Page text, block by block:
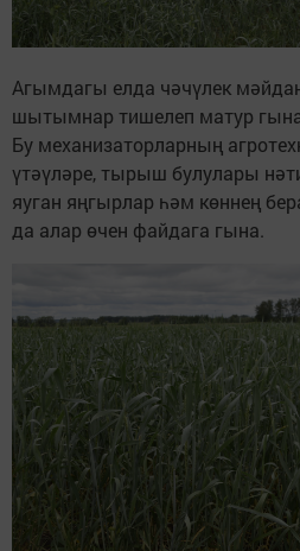
Агымдагы елда чәчүлек
шытымнар тишелеп матур
Бу механизаторларның
үтәүләре, тырыш булулары
яуган яңгырлар һәм көннең
да алар өчен файдага гына.